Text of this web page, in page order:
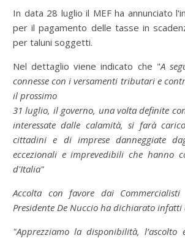
In data 28 luglio il MEF ha annunciato
per il pagamento delle tasse in
per taluni soggetti.
Nel dettaglio viene indicato che "A
connesse con i versamenti tributari e
il prossimo
31 luglio, il governo, una volta definite
interessate dalle calamità, si farà
cittadini e di imprese danneggiate
eccezionali e imprevedibili che hanno
d'Italia"
Accolta con favore dai
Presidente De Nuccio ha dichiarato infatti
"Apprezziamo la disponibilità,